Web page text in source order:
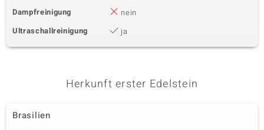
Dampfreinigung
nein
Ultraschallreinigung
ja
Herkunft erster Edelstein
Brasilien